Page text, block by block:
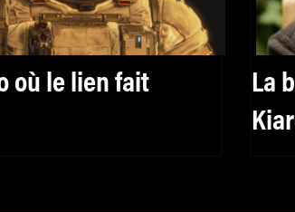
où le lien fait
La